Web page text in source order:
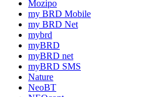
Mozipo
my BRD Mobile
my BRD Net
mybrd
myBRD
myBRD net
myBRD SMS
Nature
NeoBT